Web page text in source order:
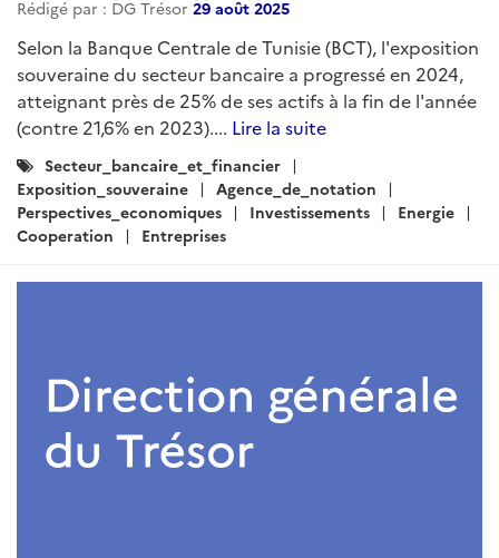
Rédigé par : DG Trésor 29 août 2025
Selon la Banque Centrale de Tunisie (BCT), l'exposition
souveraine du secteur bancaire a progressé en 2024,
atteignant près de 25% de ses actifs à la fin de l'année
(contre 21,6% en 2023).... Lire la suite
Catégories
:
Secteur_bancaire_et_financier
Exposition_souveraine
Agence_de_notation
Perspectives_economiques
Investissements
Energie
Cooperation
Entreprises